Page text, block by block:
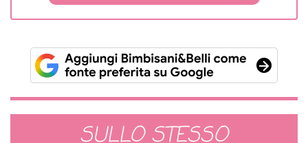
SULLO STESSO